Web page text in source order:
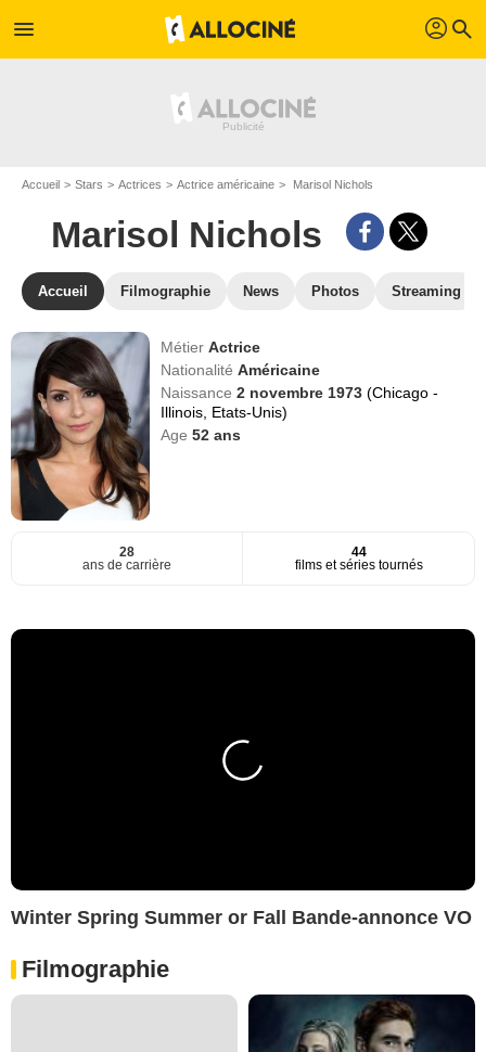
menu profil search
Accueil Stars Actrices Actrice américaine Marisol Nichols
Marisol Nichols
Accueil Filmographie News Photos Streaming
MétierActrice
NationalitéAméricaine
Naissance2 novembre 1973(Chicago -
Illinois, Etats-Unis)
Age52 ans
28
ans de carrière
44
films et séries tournés
Winter Spring Summer or Fall Bande-annonce VO
Filmographie